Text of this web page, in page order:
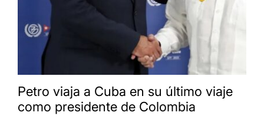
Petro viaja a Cuba en su último viaje
como presidente de Colombia